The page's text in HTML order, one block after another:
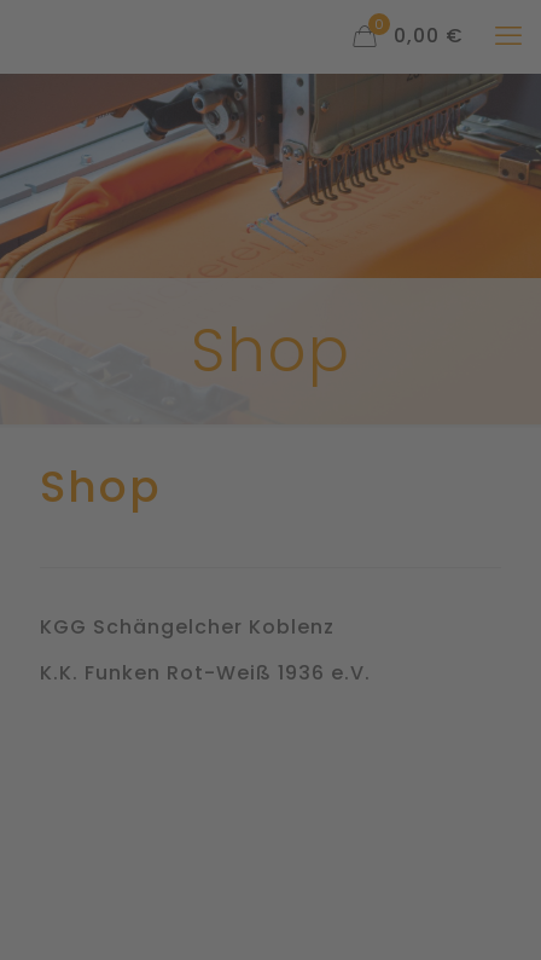
0 0,00 €
Shop
Shop
KGG Schängelcher Koblenz
K.K. Funken Rot-Weiß 1936 e.V.